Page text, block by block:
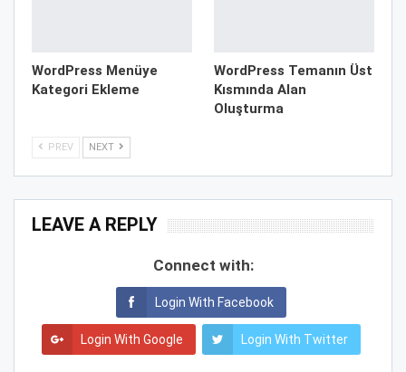
WordPress Menüye
Kategori Ekleme
WordPress Temanın Üst
Kısmında Alan
Oluşturma
PREV NEXT
LEAVE A REPLY
Connect with:
Login With Facebook
Login With Google Login With Twitter